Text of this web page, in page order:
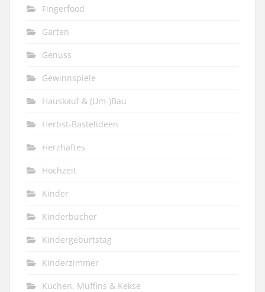
Fingerfood
Garten
Genuss
Gewinnspiele
Hauskauf & (Um-)Bau
Herbst-Bastelideen
Herzhaftes
Hochzeit
Kinder
Kinderbücher
Kindergeburtstag
Kinderzimmer
Kuchen, Muffins & Kekse